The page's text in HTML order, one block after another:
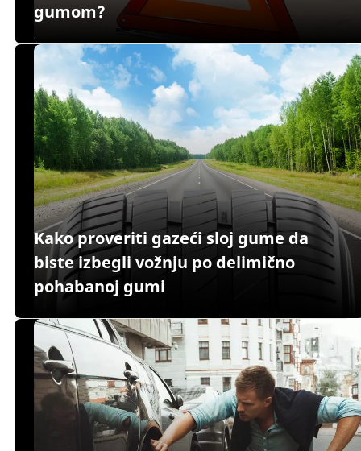
gumom?
Kako proveriti gazeći sloj gume da
biste izbegli vožnju po delimično
pohabanoj gumi